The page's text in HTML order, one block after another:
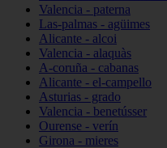
Valencia - paterna
Las-palmas - agüimes
Alicante - alcoi
Valencia - alaquàs
A-coruña - cabanas
Alicante - el-campello
Asturias - grado
Valencia - benetússer
Ourense - verín
Girona - mieres